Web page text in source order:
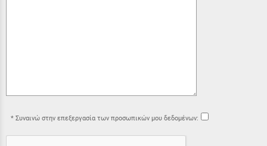
Συναινώ στην επεξεργασία των προσωπικών μου δεδομένων: